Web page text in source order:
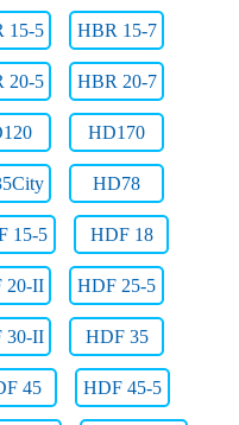
15-5 HBR 15-7
20-5 HBR 20-7
HD170
HD78
15-5 HDF 18
20-II HDF 25-5
30-II HDF 35
45 HDF 45-5